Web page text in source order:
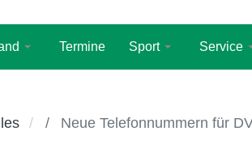
Termine Sport Service
Neue Telefonnummern für